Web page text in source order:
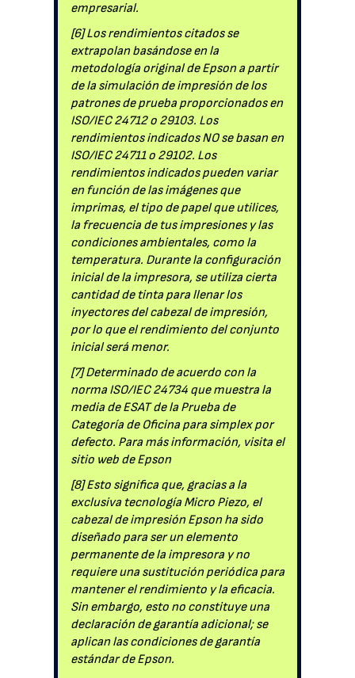
empresarial.
[6] Los rendimientos citados se
extrapolan basándose en la
metodología original de Epson a partir
de la simulación de impresión de los
patrones de prueba proporcionados en
ISO/IEC 24712 o 29103. Los
rendimientos indicados NO se basan en
ISO/IEC 24711 o 29102. Los
rendimientos indicados pueden variar
en función de las imágenes que
imprimas, el tipo de papel que utilices,
la frecuencia de tus impresiones y las
condiciones ambientales, como la
temperatura. Durante la configuración
inicial de la impresora, se utiliza cierta
cantidad de tinta para llenar los
inyectores del cabezal de impresión,
por lo que el rendimiento del conjunto
inicial será menor.
[7] Determinado de acuerdo con la
norma ISO/IEC 24734 que muestra la
media de ESAT de la Prueba de
Categoría de Oficina para simplex por
defecto. Para más información, visita el
sitio web de Epson
[8] Esto significa que, gracias a la
exclusiva tecnología Micro Piezo, el
cabezal de impresión Epson ha sido
diseñado para ser un elemento
permanente de la impresora y no
requiere una sustitución periódica para
mantener el rendimiento y la eficacia.
Sin embargo, esto no constituye una
declaración de garantía adicional; se
aplican las condiciones de garantía
estándar de Epson.